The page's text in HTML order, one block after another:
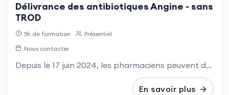
Délivrance des antibiotiques Angine - sans
TROD
5h de formation
Présentiel
Nous contacter
Depuis le 17 juin 2024, les pharmaciens peuvent délivrer sans ordonnance des antibiotiques ciblés après un TROD angine positif, chez les patients éligibles présentant une odynophagie.
En savoir plus